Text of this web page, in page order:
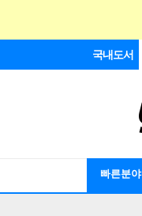
국내도서
빠른분야